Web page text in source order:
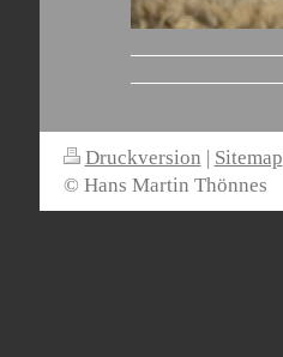
Druckversion
Sitemap
© Hans Martin Thönnes